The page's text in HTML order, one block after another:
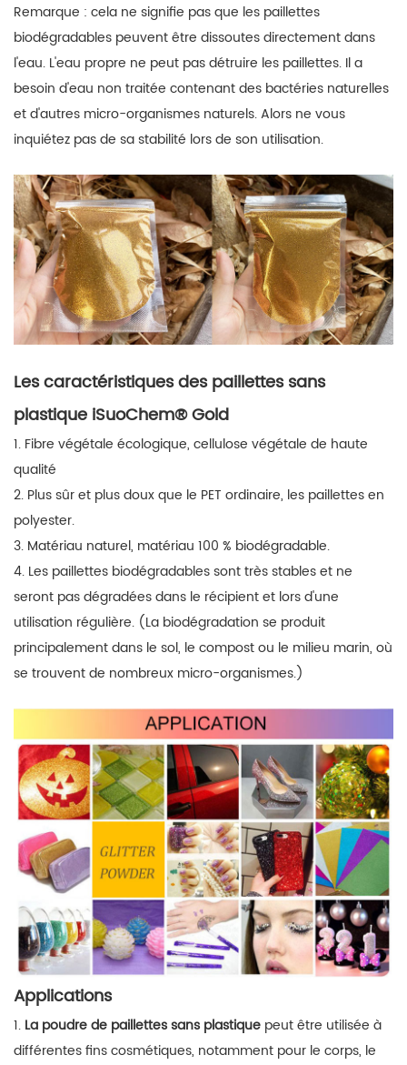
Remarque : cela ne signifie pas que les paillettes
biodégradables peuvent être dissoutes directement dans
l'eau. L'eau propre ne peut pas détruire les paillettes. Il a
besoin d'eau non traitée contenant des bactéries naturelles
et d'autres micro-organismes naturels. Alors ne vous
inquiétez pas de sa stabilité lors de son utilisation.
Les caractéristiques des paillettes sans
plastique iSuoChem® Gold
1. Fibre végétale écologique, cellulose végétale de haute
qualité
2. Plus sûr et plus doux que le PET ordinaire, les paillettes en
polyester.
3. Matériau naturel, matériau 100 % biodégradable.
4. Les paillettes biodégradables sont très stables et ne
seront pas dégradées dans le récipient et lors d'une
utilisation régulière. (La biodégradation se produit
principalement dans le sol, le compost ou le milieu marin, où
se trouvent de nombreux micro-organismes.)
Applications
1. La poudre de paillettes sans plastique peut être utilisée à
différentes fins cosmétiques, notamment pour le corps, le